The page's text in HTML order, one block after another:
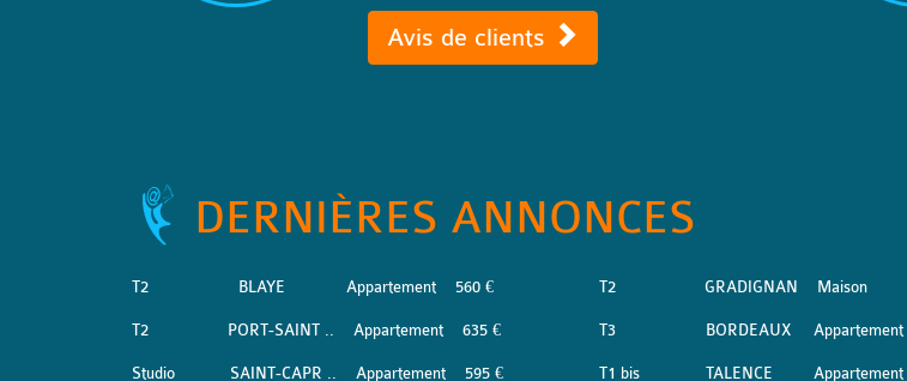
Avis de clients
DERNIÈRES ANNONCES
T2 BLAYE Appartement 560 €
T2 PORT-SAINT .. Appartement 635 €
Studio SAINT-CAPR .. Appartement 595 €
T2 GRADIGNAN Maison
T3 BORDEAUX Appartement
T1 bis TALENCE Appartement